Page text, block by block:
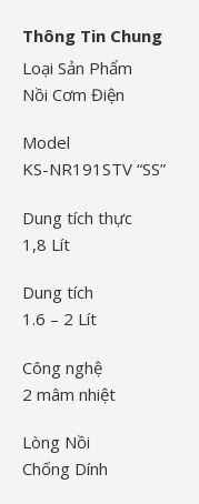
Thông Tin Chung
Loại Sản Phẩm
Nồi Cơm Điện
Model
KS-NR191STV “SS”
Dung tích thực
1,8 Lít
Dung tích
1.6 – 2 Lít
Công nghệ
2 mâm nhiệt
Lòng Nồi
Chống Dính